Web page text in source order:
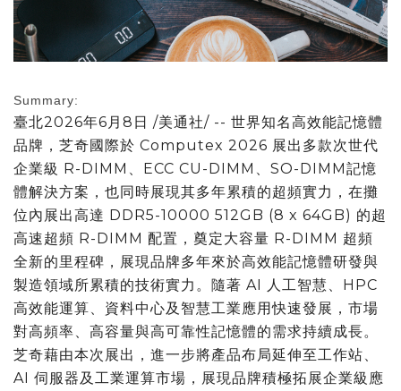
Summary:
臺北2026年6月8日 /美通社/ -- 世界知名高效能記憶體
品牌，芝奇國際於 Computex 2026 展出多款次世代
企業級 R-DIMM、ECC CU-DIMM、SO-DIMM記憶
體解決方案，也同時展現其多年累積的超頻實力，在攤
位內展出高達 DDR5-10000 512GB (8 x 64GB) 的超
高速超頻 R-DIMM 配置，奠定大容量 R-DIMM 超頻
全新的里程碑，展現品牌多年來於高效能記憶體研發與
製造領域所累積的技術實力。隨著 AI 人工智慧、HPC
高效能運算、資料中心及智慧工業應用快速發展，市場
對高頻率、高容量與高可靠性記憶體的需求持續成長。
芝奇藉由本次展出，進一步將產品布局延伸至工作站、
AI 伺服器及工業運算市場，展現品牌積極拓展企業級應